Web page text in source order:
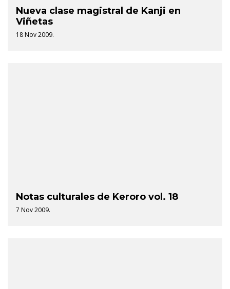
Nueva clase magistral de Kanji en
Viñetas
18 Nov 2009.
Notas culturales de Keroro vol. 18
7 Nov 2009.